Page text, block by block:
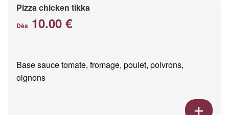
Pizza chicken tikka
Dès 10.00 €
Base sauce tomate, fromage, poulet, poivrons,
oignons